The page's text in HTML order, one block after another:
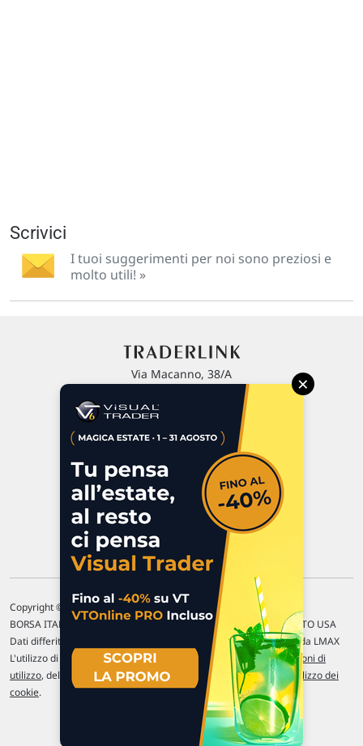
Scrivici
I tuoi suggerimenti per noi sono preziosi e
molto utili! »
Via Macanno, 38/A
P.IVA 02 452 460 401
Commenti e segnalazioni
Contattaci
Copyright © 1996-2026 Traderlink Italia s.r.l.
BORSA ITALIANA Quotazioni di borsa differite di 15 min. / MERCATO USA
Dati differiti di 15 min. (fonte Intrinio) / FOREX Quotazioni fornite da LMAX
L'utilizzo di questo sito implica l'accettazione delle nostre Condizioni di
utilizzo, del Disclaimer MAR, dellePolitiche sulla privacye dell' Utilizzo dei
cookie.
×